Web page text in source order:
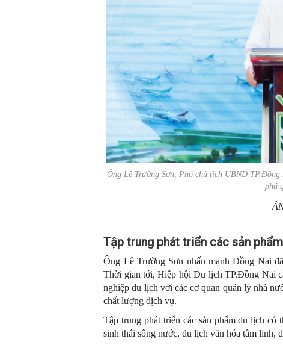
Ông Lê Trường Sơn, Phó chủ tịch UBND
phá
Tập trung phát triển các sản
Ông Lê Trường Sơn nhấn mạnh Đồng Nai
Thời gian tới, Hiệp hội Du lịch TP.Đồng Nai
nghiệp du lịch với các cơ quan quản lý nhà
chất lượng dịch vụ.
Tập trung phát triển các sản phẩm du lịch
sinh thái sông nước, du lịch văn hóa tâm linh,